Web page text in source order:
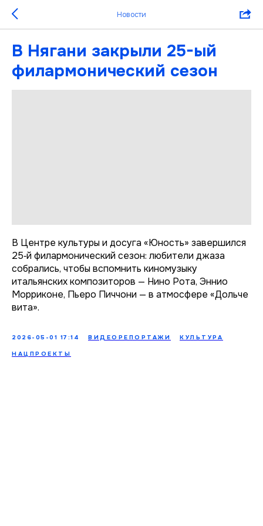
Новости
В Нягани закрыли 25-ый
филармонический сезон
В Центре культуры и досуга «Юность» завершился
25‑й филармонический сезон: любители джаза
собрались, чтобы вспомнить киномузыку
итальянских композиторов — Нино Рота, Эннио
Морриконе, Пьеро Пиччони — в атмосфере «Дольче
вита».
2026-05-01 17:14 ВИДЕОРЕПОРТАЖИ КУЛЬТУРА
НАЦПРОЕКТЫ